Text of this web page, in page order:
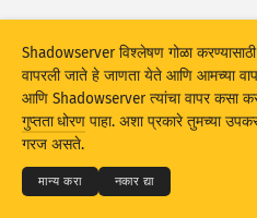
अपडेट करा
PNG म्हणून
© 2026THE
गुप्तता आणि अटी
Shadowserver विश्लेषण गोळा
वापरली जाते हे जाणता येते आणि आमच्या
आणि Shadowserver त्यांचा वापर कसा
गुप्तता धोरण पाहा. अशा प्रकारे तुमच्या
गरज असते.
मान्य करा नकार द्या